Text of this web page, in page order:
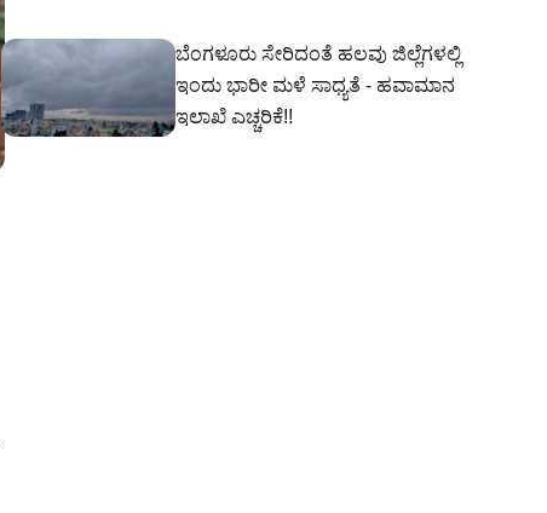
ಬೆಂಗಳೂರು ಸೇರಿದಂತೆ ಹಲವು ಜಿಲ್ಲೆಗಳಲ್ಲಿ
ಇಂದು ಭಾರೀ ಮಳೆ ಸಾಧ್ಯತೆ - ಹವಾಮಾನ
ಇಲಾಖೆ ಎಚ್ಚರಿಕೆ!!